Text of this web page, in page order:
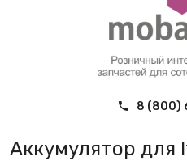
8 (800)
Аккумулятор для